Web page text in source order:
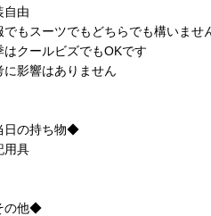
自由
でもスーツでもどちらでも構いませ
はクールビズでもOKです
に影響はありません
の持ち物◆
用具
の他◆